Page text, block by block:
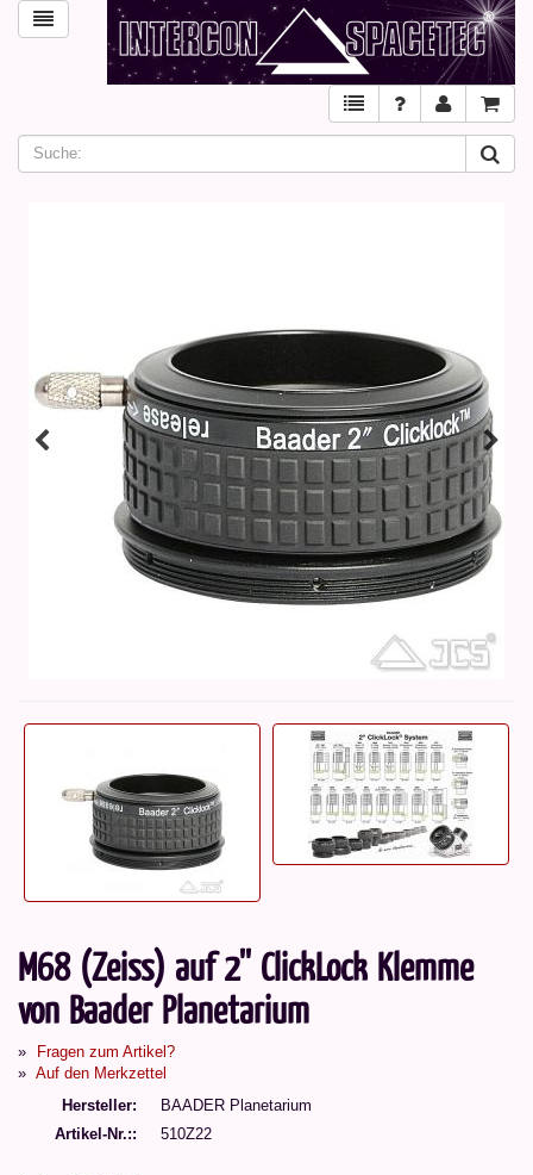
M68 (Zeiss) auf 2'' ClickLock Klemme
von Baader Planetarium
Fragen zum Artikel?
Auf den Merkzettel
Hersteller
BAADER Planetarium
Artikel-Nr.:
510Z22